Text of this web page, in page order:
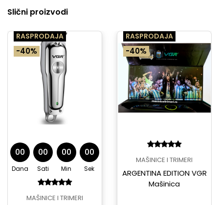
Slični proizvodi
RASPRODAJA
-40%
00
Dana
00
Sati
00
Min
00
Sek
MAŠINICE I TRIMERI
RASPRODAJA
-40%
MAŠINICE I TRIMERI
ARGENTINA EDITION VGR
Mašinica